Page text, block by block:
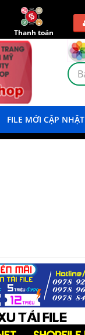
Thanh toán
FILE MỚI CẬP NHẬT